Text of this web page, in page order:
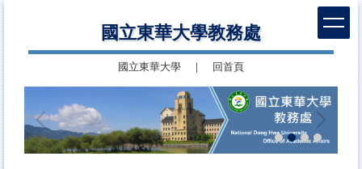
國立東華大學教務處
國立東華大學 回首頁